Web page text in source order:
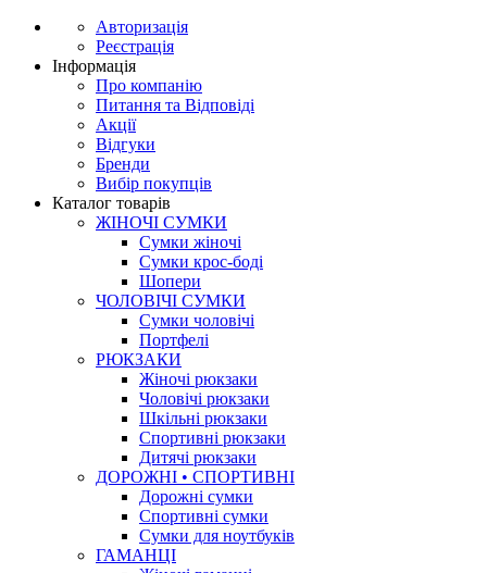
Авторизація
Реєстрація
Інформація
Про компанію
Питання та Відповіді
Акції
Відгуки
Бренди
Вибір покупців
Каталог товарів
ЖІНОЧІ СУМКИ
Сумки жіночі
Сумки крос-боді
Шопери
ЧОЛОВІЧІ СУМКИ
Сумки чоловічі
Портфелі
РЮКЗАКИ
Жіночі рюкзаки
Чоловічі рюкзаки
Шкільні рюкзаки
Спортивні рюкзаки
Дитячі рюкзаки
ДОРОЖНІ • СПОРТИВНІ
Дорожні сумки
Спортивні сумки
Сумки для ноутбуків
ГАМАНЦІ